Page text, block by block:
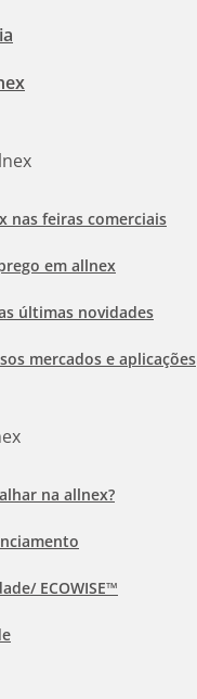
nas feiras comerciais
em allnex
últimas novidades
mercados e aplicações
na allnex?
ECOWISE™